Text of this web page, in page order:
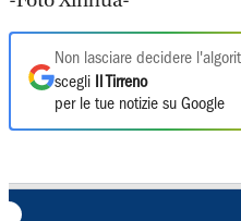
Non lasciare decidere
scegli
Il Tirreno
per le tue notizie su Google